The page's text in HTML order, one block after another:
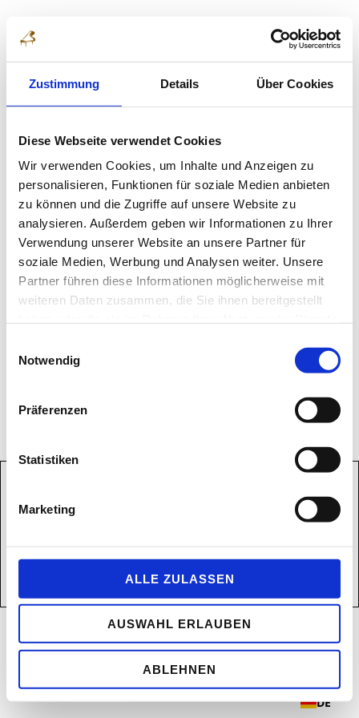
Zustimmung Details Über Cookies
Diese Webseite verwendet Cookies
Wir verwenden Cookies, um Inhalte und Anzeigen zu
personalisieren, Funktionen für soziale Medien anbieten
zu können und die Zugriffe auf unsere Website zu
analysieren. Außerdem geben wir Informationen zu Ihrer
Verwendung unserer Website an unsere Partner für
soziale Medien, Werbung und Analysen weiter. Unsere
Partner führen diese Informationen möglicherweise mit
weiteren Daten zusammen, die Sie ihnen bereitgestellt
Notwendig
Präferenzen
Statistiken
Marketing
ALLE ZULASSEN
AUSWAHL ERLAUBEN
ABLEHNEN
Frieda Hollmer
  
8 Jahre alt, Deutschland
Wir möchten uns noch ganz herzlich für Ihren wunderbaren,
liebevollen und sehr persönlichen Wettbewerb bedanken!
Ihre Organisation war fantastisch! Die Website, der Newsletter,
das Rahmenprogramm, alle Informationen zur rechten Zeit, die
Allen Beteiligten sei herzlich gedankt! Ihnen und Herrn Hücker
L. Hollmer, Mutter von Frieda
DE